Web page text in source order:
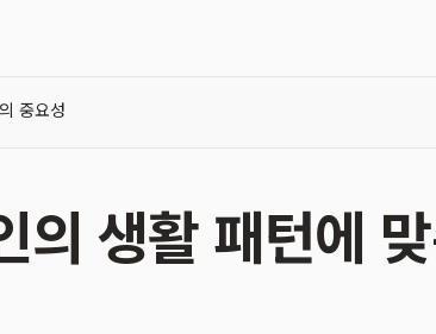
중요성
의 생활 패턴에